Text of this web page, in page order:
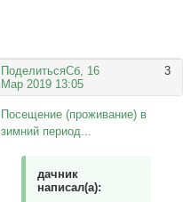
Поделиться 3
Сб, 16
Мар 2019 13:05
Посещение (проживание) в
зимний период...
дачник
написал(а):